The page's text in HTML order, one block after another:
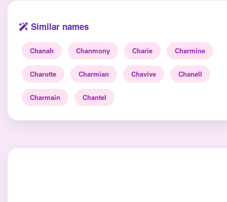
Similar names
Chanah Chanmony Charie Charmine
Charotte Charmian Chavive Chanell
Charmain Chantel